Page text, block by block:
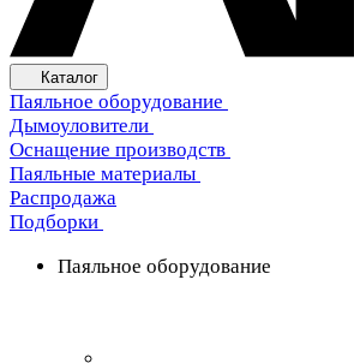
Каталог
Паяльное оборудование
Дымоуловители
Оснащение производств
Паяльные материалы
Распродажа
Подборки
Паяльное оборудование